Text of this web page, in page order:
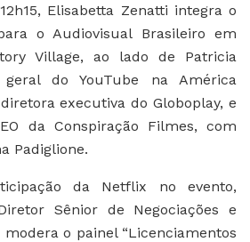
Elisabetta Zenatti integra o
o Audiovisual Brasileiro em
Village, ao lado de Patricia
do YouTube na América
executiva do Globoplay, e
da Conspiração Filmes, com
Padiglione.
da Netflix no evento,
Sênior de Negociações e
o painel “Licenciamentos